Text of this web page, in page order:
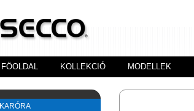
FÖOLDAL KOLLEKCIÓ MODELLEK
KARÓRA